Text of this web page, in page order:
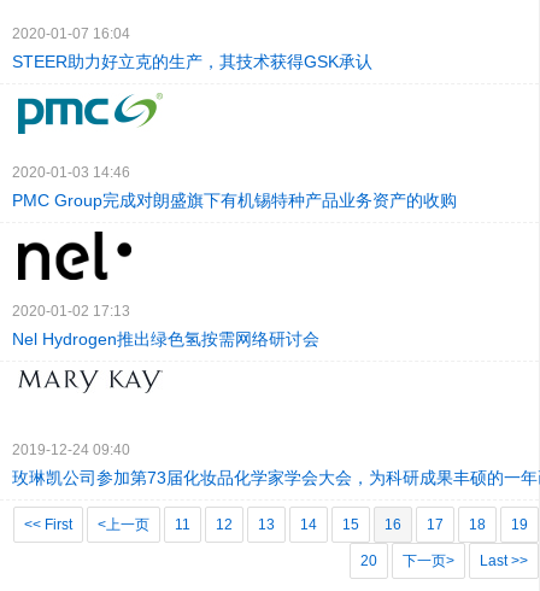
2020-01-07 16:04
STEER助力好立克的生产，其技术获得GSK承认
2020-01-03 14:46
PMC Group完成对朗盛旗下有机锡特种产品业务资产的收购
2020-01-02 17:13
Nel Hydrogen推出绿色氢按需网络研讨会
2019-12-24 09:40
玫琳凯公司参加第73届化妆品化学家学会大会，为科研成果丰硕的一
<< First <上一页 11 12 13 14 15 16 17 18 19
20 下一页> Last >>